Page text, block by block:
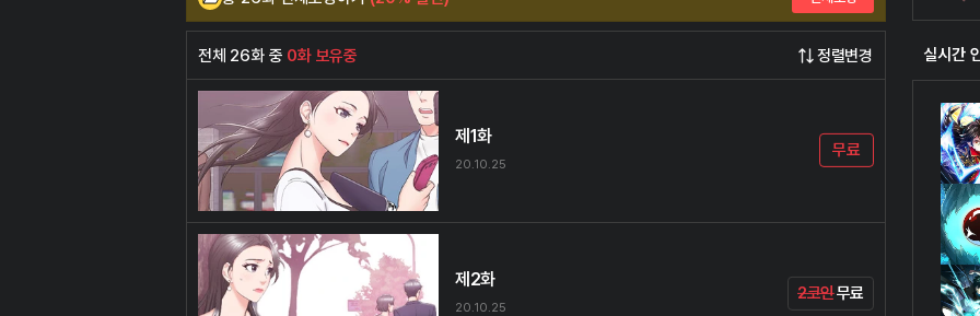
실시간
전체 26화 중 0화 보유중 정렬변경
제1화
20.10.25
무료
제2화
20.10.25
2코인무료